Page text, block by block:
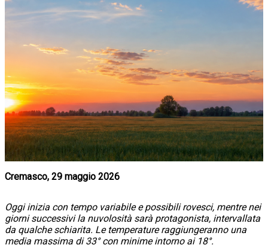
Cremasco, 29 maggio 2026
Oggi inizia con tempo variabile e possibili rovesci, mentre nei
giorni successivi la nuvolosità sarà protagonista, intervallata
da qualche schiarita. Le temperature raggiungeranno una
media massima di 33° con minime intorno ai 18°.